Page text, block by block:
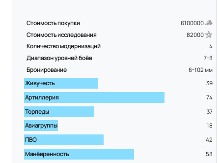
Стоимость покупки
6100000
Стоимость исследования
82000
Количество модернизаций
4
Диапазон уровней боёв
7-8
Бронирование
6-102 мм
Живучесть
39
Артиллерия
74
Торпеды
37
Авиагруппы
18
ПВО
42
Манёвренность
58